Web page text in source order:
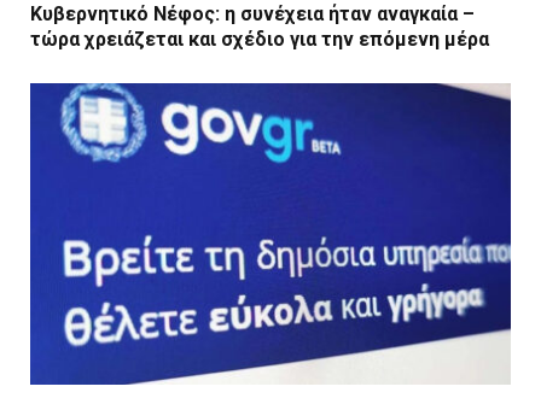
Κυβερνητικό Νέφος: η συνέχεια ήταν αναγκαία –
τώρα χρειάζεται και σχέδιο για την επόμενη μέρα